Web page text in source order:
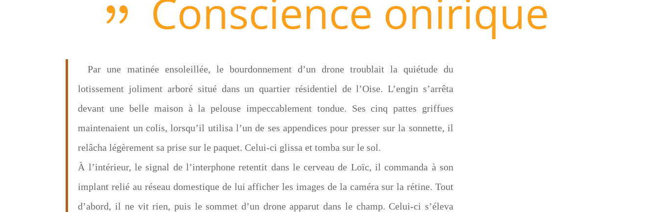
Conscience onirique
Par une matinée ensoleillée, le bourdonnement d’un drone troublait la quiétude du
lotissement joliment arboré situé dans un quartier résidentiel de l’Oise. L’engin s’arrêta
devant une belle maison à la pelouse impeccablement tondue. Ses cinq pattes griffues
maintenaient un colis, lorsqu’il utilisa l’un de ses appendices pour presser sur la sonnette, il
relâcha légèrement sa prise sur le paquet. Celui-ci glissa et tomba sur le sol.
À l’intérieur, le signal de l’interphone retentit dans le cerveau de Loïc, il commanda à son
implant relié au réseau domestique de lui afficher les images de la caméra sur la rétine. Tout
d’abord, il ne vit rien, puis le sommet d’un drone apparut dans le champ. Celui-ci s’éleva